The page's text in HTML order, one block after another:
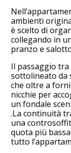
ambienti
è scelto di
collegando in
pranzo e
Il passaggio
sottolineato da
che oltre a
nicchie per
un fondale
.La continuità
una
quota più
tutto